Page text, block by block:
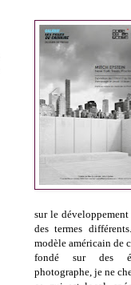
sur le
des termes
modèle américain de
fondé sur des
photographe, je ne